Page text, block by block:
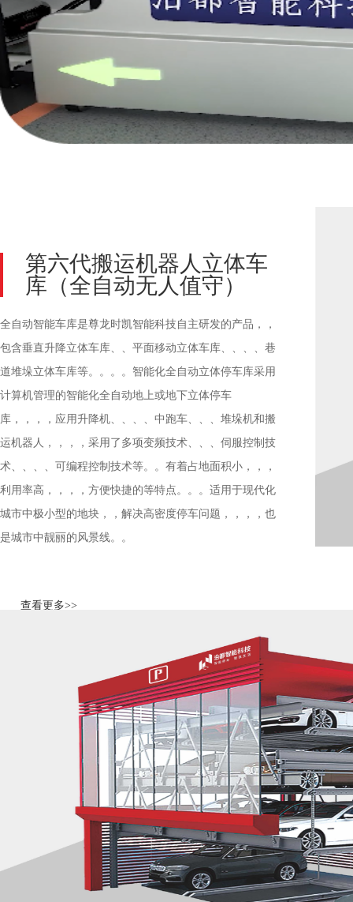
第六代搬运机器人立体车
库（全自动无人值守）
全自动智能车库是尊龙时凯智能科技自主研发的产品，，
包含垂直升降立体车库、、平面移动立体车库、、、、巷
道堆垛立体车库等。。。。智能化全自动立体停车库采用
计算机管理的智能化全自动地上或地下立体停车
库，，，，应用升降机、、、、中跑车、、、堆垛机和搬
运机器人，，，，采用了多项变频技术、、、伺服控制技
术、、、、可编程控制技术等。。有着占地面积小，，，
利用率高，，，，方便快捷的等特点。。。适用于现代化
城市中极小型的地块，，解决高密度停车问题，，，，也
是城市中靓丽的风景线。。
查看更多>>